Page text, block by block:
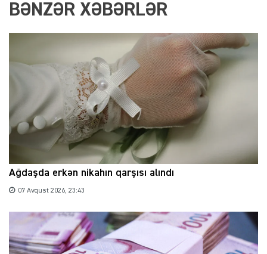
BƏNZƏR XƏBƏRLƏR
Ağdaşda erkən nikahın qarşısı alındı
07 Avqust 2026, 23:43